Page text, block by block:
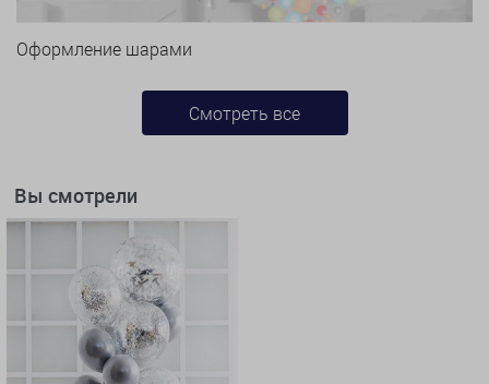
Оформление шарами
Смотреть все
Вы смотрели